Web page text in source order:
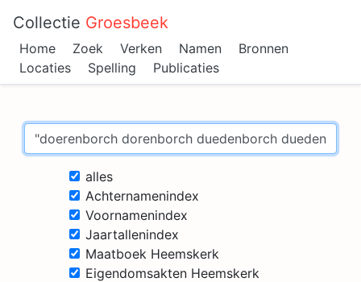
Collectie Groesbeek
Home Zoek Verken Namen
Bronnen
Locaties
Spelling Publicaties
alles
Achternamenindex
Voornamenindex
Jaartallenindex
Maatboek Heemskerk
Eigendomsakten Heemskerk